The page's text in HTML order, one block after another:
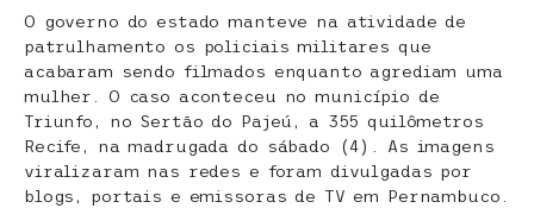
O governo do estado manteve na atividade de
patrulhamento os policiais militares que
acabaram sendo filmados enquanto agrediam uma
mulher. O caso aconteceu no município de
Triunfo, no Sertão do Pajeú, a 355 quilômetros
Recife, na madrugada do sábado (4). As imagens
viralizaram nas redes e foram divulgadas por
blogs, portais e emissoras de TV em Pernambuco.